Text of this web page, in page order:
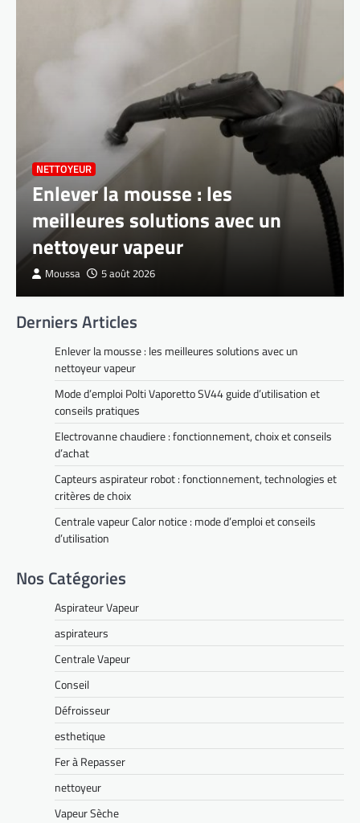
Derniers Articles
Enlever la mousse : les meilleures solutions avec un
nettoyeur vapeur
Mode d’emploi Polti Vaporetto SV44 guide d’utilisation et
conseils pratiques
Electrovanne chaudiere : fonctionnement, choix et conseils
d’achat
Capteurs aspirateur robot : fonctionnement, technologies et
critères de choix
Centrale vapeur Calor notice : mode d’emploi et conseils
d’utilisation
Nos Catégories
Aspirateur Vapeur
aspirateurs
Centrale Vapeur
Conseil
Défroisseur
esthetique
Fer à Repasser
nettoyeur
Vapeur Sèche
NETTOYEUR
Enlever la mousse : les
meilleures solutions avec un
nettoyeur vapeur
Moussa 5 août 2026